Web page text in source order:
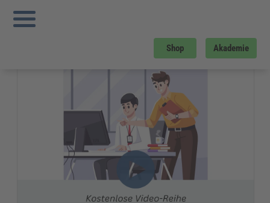
Shop Akademie
Sie sind hier:
Knigge Video-Clips